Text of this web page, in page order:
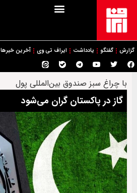
گزارش گفتگو یادداشت ایراف تی وی آخرین خبرها
با چراغ سبز صندوق بین‌المللی پول
گاز در پاکستان گران می‌شود